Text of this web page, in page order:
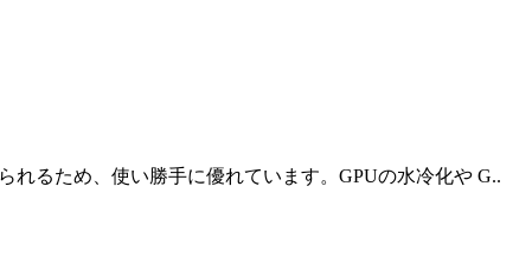
れるため、使い勝手に優れています。GPUの水冷化や G..